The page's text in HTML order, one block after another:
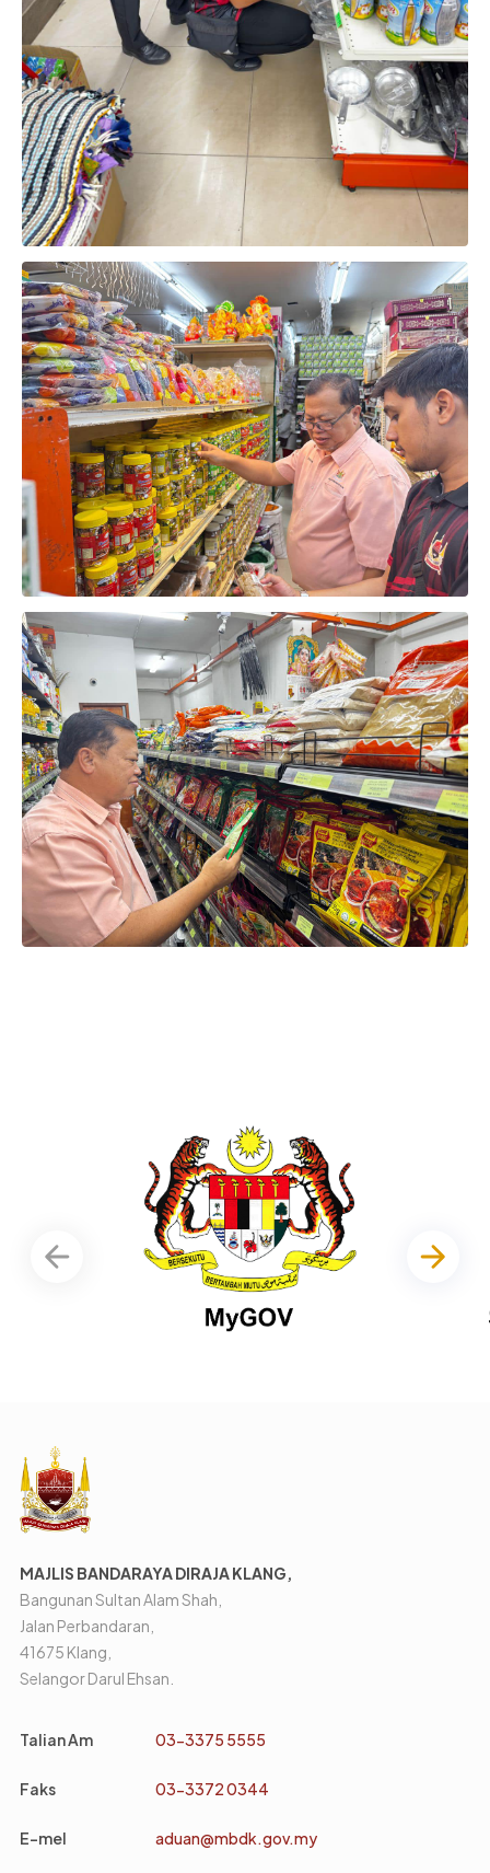
MAJLIS BANDARAYA DIRAJA KLANG,
Bangunan Sultan Alam Shah,
Jalan Perbandaran,
41675 Klang,
Selangor Darul Ehsan.
Talian Am 03-3375 5555
Faks 03-3372 0344
E-mel aduan@mbdk.gov.my